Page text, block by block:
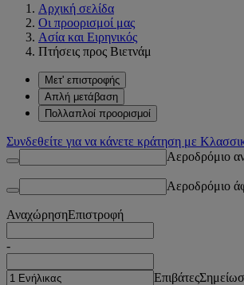
Αρχική σελίδα
Οι προορισμοί μας
Ασία και Ειρηνικός
Πτήσεις προς Βιετνάμ
Μετ' επιστροφής
Απλή μετάβαση
Πολλαπλοί προορισμοί
Συνδεθείτε για να κάνετε κράτηση με
Αεροδρόμιο
Αεροδρόμιο
ΑναχώρησηΕπιστροφή
-
Επιβάτες